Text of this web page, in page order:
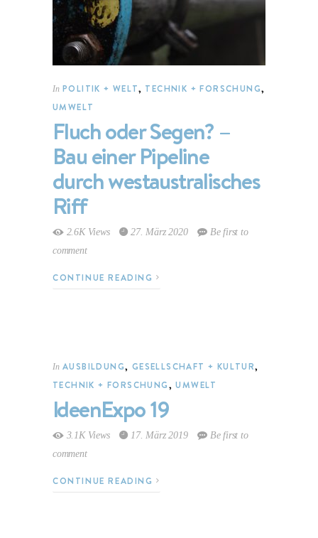
In POLITIK + WELT, TECHNIK + FORSCHUNG,
UMWELT
Fluch oder Segen? –
Bau einer Pipeline
durch westaustralisches
Riff
2.6K Views 27. März 2020
Be first to
comment
CONTINUE READING
In AUSBILDUNG, GESELLSCHAFT + KULTUR,
TECHNIK + FORSCHUNG,UMWELT
IdeenExpo 19
3.1K Views 17. März 2019
Be first to
comment
CONTINUE READING